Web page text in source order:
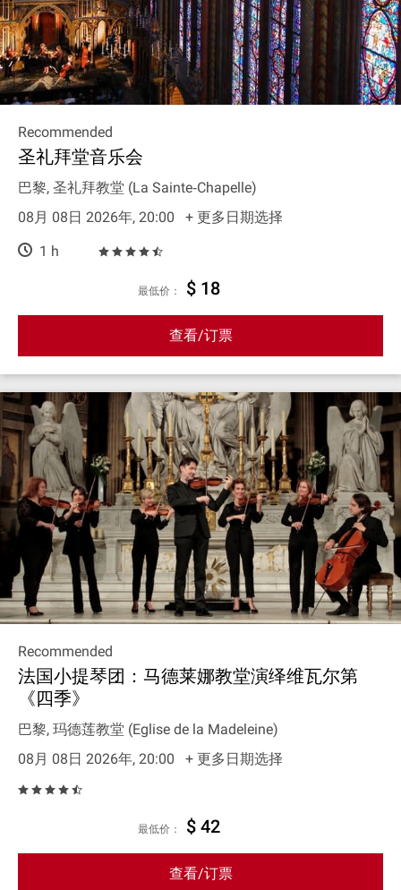
Recommended
圣礼拜堂音乐会
巴黎, 圣礼拜教堂 (La Sainte‐Chapelle)
08月 08日 2026年, 20:00
+ 更多日期选择
1 h
最低价： $ 18
查看/订票
Recommended
法国小提琴团：马德莱娜教堂演绎维瓦尔第
《四季》
巴黎, 玛德莲教堂 (Eglise de la Madeleine)
08月 08日 2026年, 20:00
+ 更多日期选择
最低价： $ 42
查看/订票